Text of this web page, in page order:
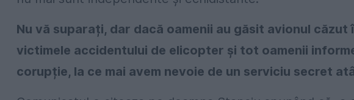
Nu vă suparați, dar dacă oamenii au găsit avionul căzut
victimele accidentului de elicopter și tot oamenii
corupție, la ce mai avem nevoie de un serviciu secret